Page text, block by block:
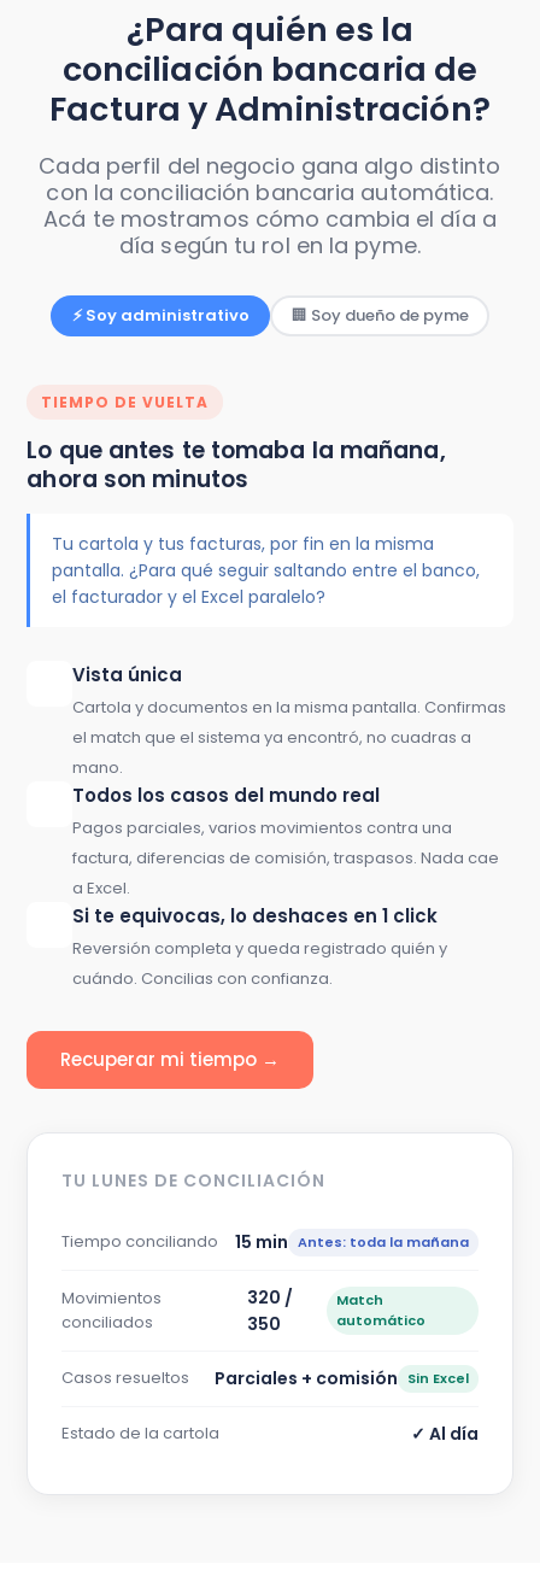
¿Para quién es la
conciliación bancaria de
Factura y Administración?
Cada perfil del negocio gana algo distinto
con la conciliación bancaria automática.
Acá te mostramos cómo cambia el día a
día según tu rol en la pyme.
⚡ Soy administrativo 🏢 Soy dueño de pyme
TIEMPO DE VUELTA
Lo que antes te tomaba la mañana,
ahora son minutos
Tu cartola y tus facturas, por fin en la misma
pantalla. ¿Para qué seguir saltando entre el banco,
el facturador y el Excel paralelo?
Vista única
Cartola y documentos en la misma pantalla. Confirmas
el match que el sistema ya encontró, no cuadras a
mano.
Todos los casos del mundo real
Pagos parciales, varios movimientos contra una
factura, diferencias de comisión, traspasos. Nada cae
a Excel.
Si te equivocas, lo deshaces en 1 click
Reversión completa y queda registrado quién y
cuándo. Concilias con confianza.
Recuperar mi tiempo →
TU LUNES DE CONCILIACIÓN
Tiempo conciliando 15 min Antes: toda la mañana
Movimientos
conciliados
320 /
350
Match
automático
Casos resueltos Parciales + comisión Sin Excel
Estado de la cartola ✓ Al día